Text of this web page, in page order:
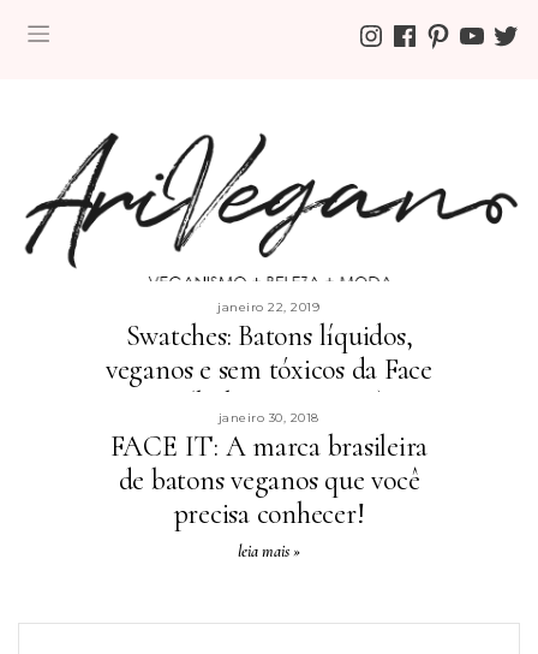
INSTAGRAM
FACEBOOK
PINTEREST
YOUTUBE
janeiro 22, 2019
Swatches: Batons líquidos,
veganos e sem tóxicos da Face
It! (linha Better Kiss)
leia mais »
janeiro 30, 2018
FACE IT: A marca brasileira
de batons veganos que você
precisa conhecer!
leia mais »